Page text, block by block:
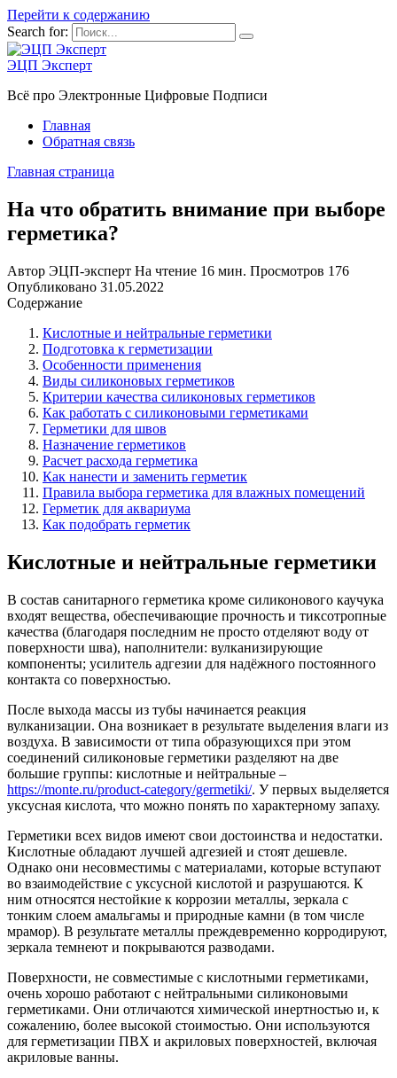
Перейти к содержанию
Search for:
ЭЦП Эксперт
Всё про Электронные Цифровые Подписи
Главная
Обратная связь
Главная страница
На что обратить внимание при выборе
герметика?
Автор ЭЦП-эксперт На чтение 16 мин. Просмотров 176
Опубликовано 31.05.2022
Содержание
Кислотные и нейтральные герметики
Подготовка к герметизации
Особенности применения
Виды силиконовых герметиков
Критерии качества силиконовых герметиков
Как работать с силиконовыми герметиками
Герметики для швов
Назначение герметиков
Расчет расхода герметика
Как нанести и заменить герметик
Правила выбора герметика для влажных помещений
Герметик для аквариума
Как подобрать герметик
Кислотные и нейтральные герметики
В состав санитарного герметика кроме силиконового каучука
входят вещества, обеспечивающие прочность и тиксотропные
качества (благодаря последним не просто отделяют воду от
поверхности шва), наполнители: вулканизирующие
компоненты; усилитель адгезии для надёжного постоянного
контакта со поверхностью.
После выхода массы из тубы начинается реакция
вулканизации. Она возникает в результате выделения влаги из
воздуха. В зависимости от типа образующихся при этом
соединений силиконовые герметики разделяют на две
большие группы: кислотные и нейтральные –
https://monte.ru/product-category/germetiki/. У первых выделяется
уксусная кислота, что можно понять по характерному запаху.
Герметики всех видов имеют свои достоинства и недостатки.
Кислотные обладают лучшей адгезией и стоят дешевле.
Однако они несовместимы с материалами, которые вступают
во взаимодействие с уксусной кислотой и разрушаются. К
ним относятся нестойкие к коррозии металлы, зеркала с
тонким слоем амальгамы и природные камни (в том числе
мрамор). В результате металлы преждевременно корродируют,
зеркала темнеют и покрываются разводами.
Поверхности, не совместимые с кислотными герметиками,
очень хорошо работают с нейтральными силиконовыми
герметиками. Они отличаются химической инертностью и, к
сожалению, более высокой стоимостью. Они используются
для герметизации ПВХ и акриловых поверхностей, включая
акриловые ванны.